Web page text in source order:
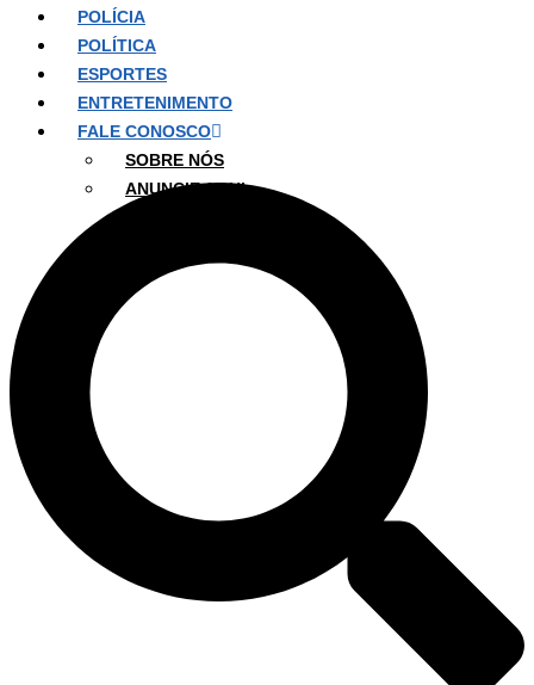
POLÍCIA
POLÍTICA
ESPORTES
ENTRETENIMENTO
FALE CONOSCO
SOBRE NÓS
ANUNCIE AQUI